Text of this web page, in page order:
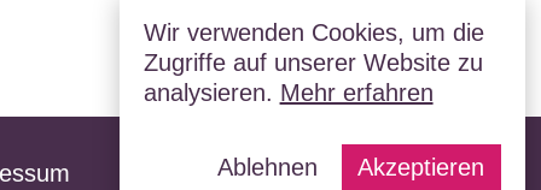
Datenschutz
Wir verwenden Cookies, um die
Zugriffe auf unserer Website zu
analysieren. Mehr erfahren
Ablehnen Akzeptieren